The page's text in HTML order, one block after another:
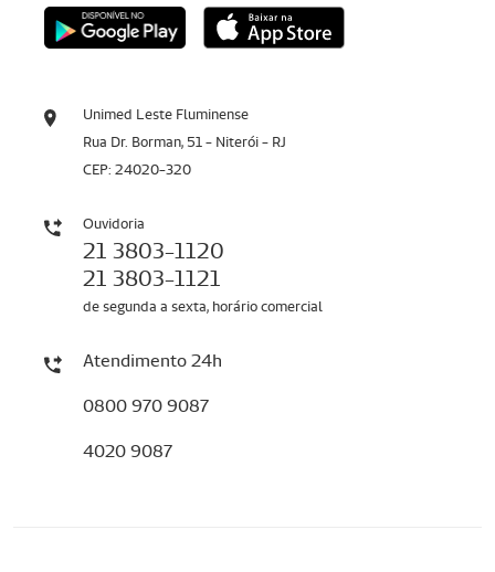
Unimed Leste Fluminense
Rua Dr. Borman, 51 - Niterói - RJ
CEP: 24020-320
Ouvidoria
21 3803-1120
21 3803-1121
de segunda a sexta, horário comercial
Atendimento 24h
0800 970 9087
4020 9087